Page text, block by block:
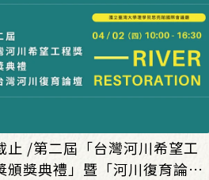
止 /第二屆「台灣河川希望工
頒獎典禮」暨「河川復育論